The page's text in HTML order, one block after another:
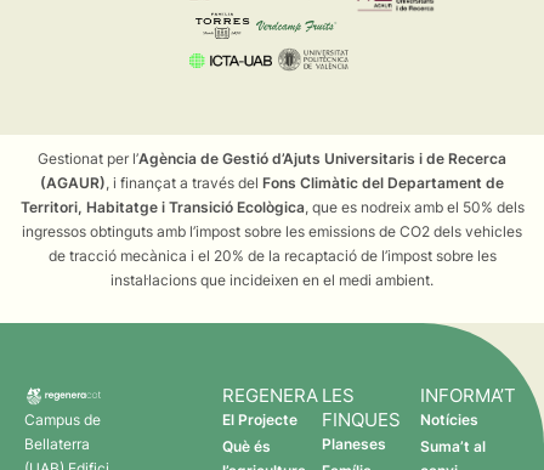
Gestionat per l’Agència de Gestió d’Ajuts Universitaris i de Recerca
(AGAUR), i finançat a través del Fons Climàtic del Departament de
Territori, Habitatge i Transició Ecològica, que es nodreix amb el 50% dels
ingressos obtinguts amb l’impost sobre les emissions de CO2 dels vehicles
de tracció mecànica i el 20% de la recaptació de l’impost sobre les
instal·lacions que incideixen en el medi ambient.
Campus de
Bellaterra
REGENERA
El Projecte
Què és
LES
FINQUES
Planeses
INFORMA’T
Notícies
Suma’t al